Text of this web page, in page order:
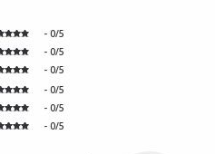
- 0/5
- 0/5
- 0/5
- 0/5
- 0/5
- 0/5